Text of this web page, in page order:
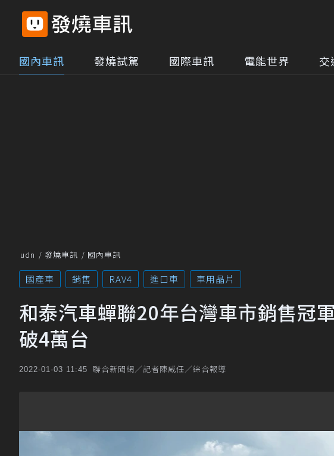
國內車訊 發燒試駕 國際車訊 電能世界 交
udn 發燒車訊 國內車訊
國產車 銷售 RAV4 進口車 車用晶片
和泰汽車蟬聯20年台灣車市銷售冠
破4萬台
2022-01-03 11:45 聯合新聞網／記者陳威任／綜合報導